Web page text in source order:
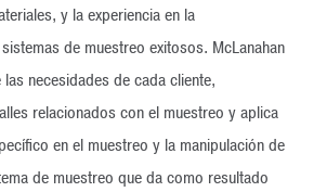
y la experiencia en la
de muestreo exitosos. McLanahan
necesidades de cada cliente,
relacionados con el muestreo y aplica
en el muestreo y la manipulación de
de muestreo que da como resultado